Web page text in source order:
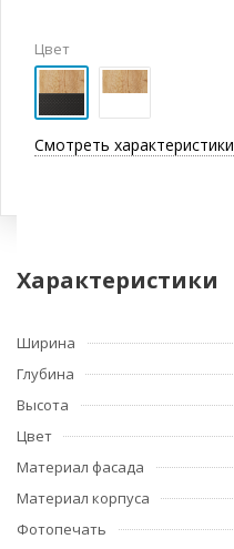
Цвет
Смотреть характеристики
Характеристики
Ширина
Глубина
Высота
Цвет
Материал фасада
Материал корпуса
Фотопечать